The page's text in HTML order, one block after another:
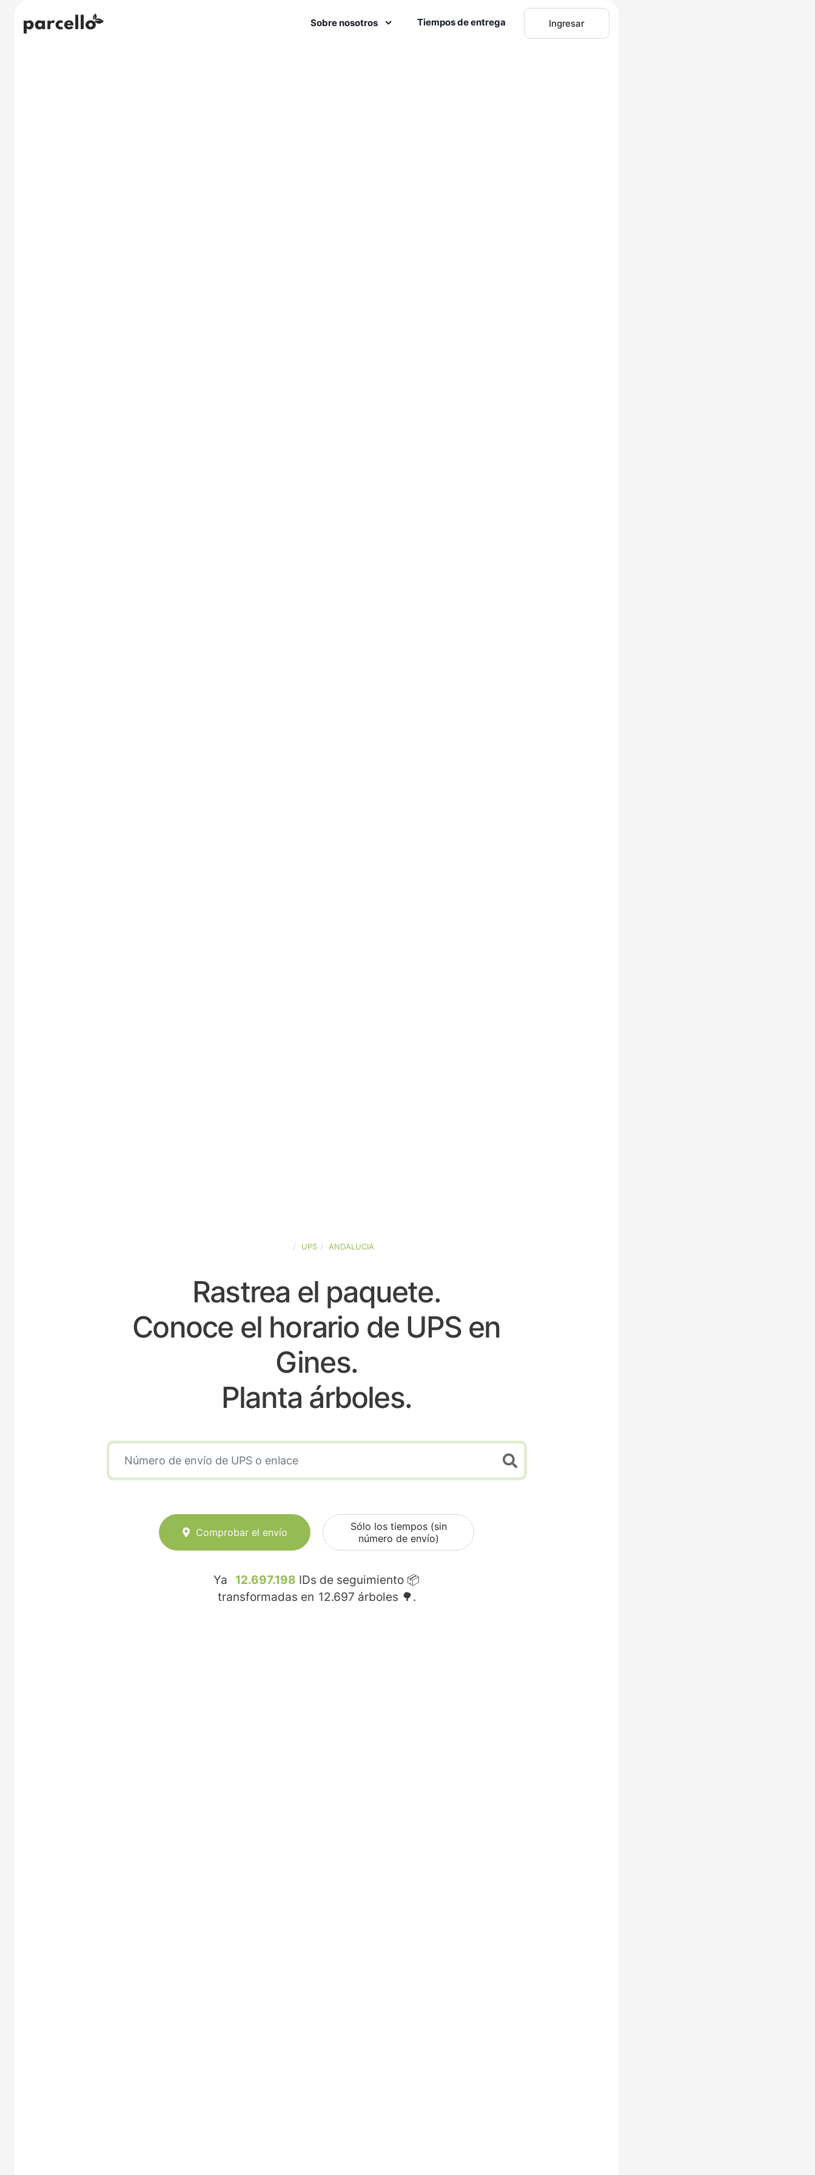
Sobre nosotros Tiempos de entrega Ingresar
UPS ANDALUCIA
Rastrea el paquete.
Conoce el horario de UPS en
Gines.
Planta árboles.
Comprobar el envío
Sólo los tiempos (sin
número de envío)
Ya 12.697.198 IDs de seguimiento 📦
transformadas en 12.697 árboles 🌳.